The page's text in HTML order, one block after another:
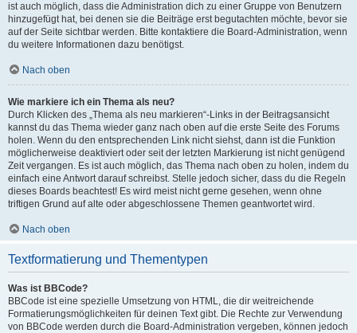
ist auch möglich, dass die Administration dich zu einer Gruppe von Benutzern
hinzugefügt hat, bei denen sie die Beiträge erst begutachten möchte, bevor sie
auf der Seite sichtbar werden. Bitte kontaktiere die Board-Administration, wenn
du weitere Informationen dazu benötigst.
Nach oben
Wie markiere ich ein Thema als neu?
Durch Klicken des „Thema als neu markieren“-Links in der Beitragsansicht
kannst du das Thema wieder ganz nach oben auf die erste Seite des Forums
holen. Wenn du den entsprechenden Link nicht siehst, dann ist die Funktion
möglicherweise deaktiviert oder seit der letzten Markierung ist nicht genügend
Zeit vergangen. Es ist auch möglich, das Thema nach oben zu holen, indem du
einfach eine Antwort darauf schreibst. Stelle jedoch sicher, dass du die Regeln
dieses Boards beachtest! Es wird meist nicht gerne gesehen, wenn ohne
triftigen Grund auf alte oder abgeschlossene Themen geantwortet wird.
Nach oben
Textformatierung und Thementypen
Was ist BBCode?
BBCode ist eine spezielle Umsetzung von HTML, die dir weitreichende
Formatierungsmöglichkeiten für deinen Text gibt. Die Rechte zur Verwendung
von BBCode werden durch die Board-Administration vergeben, können jedoch